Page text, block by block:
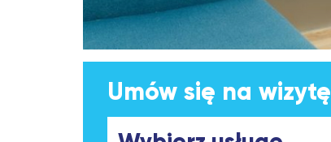
Umów się na wizytę